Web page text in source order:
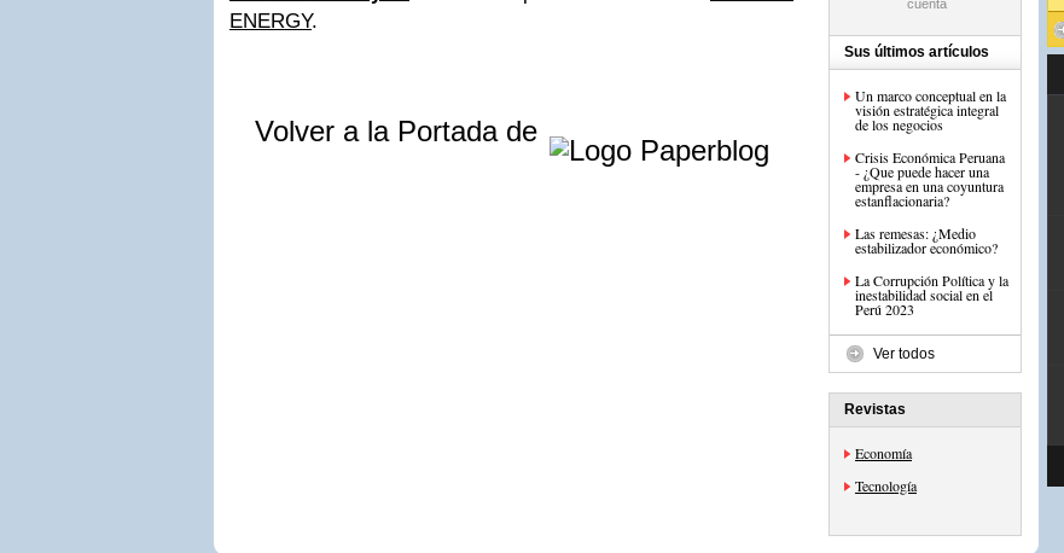
ENERGY.
Volver a la Portada de
Sus últimos artículos
Un marco conceptual en la
visión estratégica integral
de los negocios
Crisis Económica Peruana
- ¿Que puede hacer una
empresa en una coyuntura
estanflacionaria?
Las remesas: ¿Medio
estabilizador económico?
La Corrupción Política y la
inestabilidad social en el
Perú 2023
Ver todos
Revistas
Economía
Tecnología